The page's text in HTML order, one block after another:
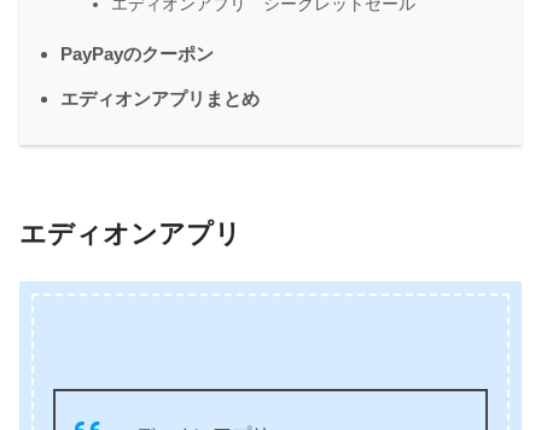
エディオンアプリ シークレットセール
PayPayのクーポン
エディオンアプリまとめ
エディオンアプリ